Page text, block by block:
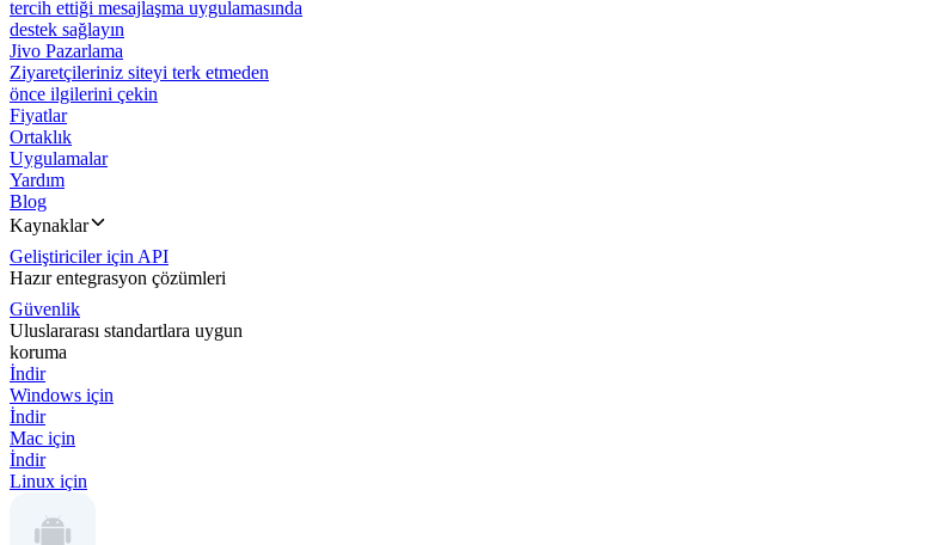
tercih ettiği mesajlaşma uygulamasında
destek sağlayın
Jivo Pazarlama
Ziyaretçileriniz siteyi terk etmeden
önce ilgilerini çekin
Fiyatlar
Ortaklık
Uygulamalar
Yardım
Blog
Kaynaklar
Geliştiriciler için API
Hazır entegrasyon çözümleri
Güvenlik
Uluslararası standartlara uygun
koruma
İndir
Windows için
İndir
Mac için
İndir
Linux için